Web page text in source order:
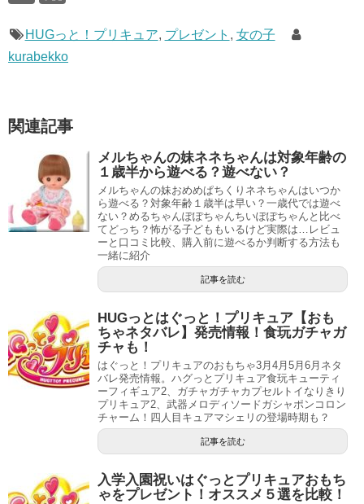
HUGっと！プリキュア, プレゼント , 女の子
kurabekko
関連記事
メルちゃんの妹ネネちゃんは対象年齢の
１歳半から遊べる？遊べない？
メルちゃんの妹おめめぱちくりネネちゃんはいつか
ら遊べる？対象年齢１歳半は早い？一歳代では遊べ
ない？めるちゃんぽぽちゃんちいぽぽちゃんと比べ
てどっち？怖がる子どももいるけど実際は…レビュ
ーと口コミ比較、購入前に遊べるか判断する方法も
一緒に紹介
記事を読む
HUGっとはぐっと！プリキュア【おも
ちゃネタバレ】発売情報！食玩ガチャガ
チャも！
はぐっと！プリキュアのおもちゃ3月4月5月6月ネタ
バレ発売情報。ハグっとプリキュア食玩キューティ
ーフィギュア2、ガチャガチャカプセルトイなりきり
プリキュア2、武器メロディソードガシャポンコロン
チャーム！四人目キュアマシェリの登場時期も？
記事を読む
入学入園祝いはぐっとプリキュアおもち
ゃをプレゼント！オススメ５選を比較！